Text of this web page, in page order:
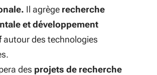
Il agrège recherche
et développement
autour des technologies
des projets de recherche